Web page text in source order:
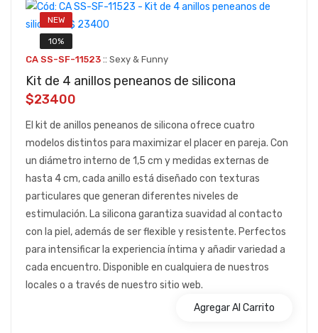
NEW
10%
CA SS-SF-11523 :: Sexy & Funny
Kit de 4 anillos peneanos de silicona
$23400
El kit de anillos peneanos de silicona ofrece cuatro
modelos distintos para maximizar el placer en pareja. Con
un diámetro interno de 1,5 cm y medidas externas de
hasta 4 cm, cada anillo está diseñado con texturas
particulares que generan diferentes niveles de
estimulación. La silicona garantiza suavidad al contacto
con la piel, además de ser flexible y resistente. Perfectos
para intensificar la experiencia íntima y añadir variedad a
cada encuentro. Disponible en cualquiera de nuestros
locales o a través de nuestro sitio web.
Agregar Al Carrito